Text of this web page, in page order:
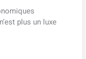
plus un luxe